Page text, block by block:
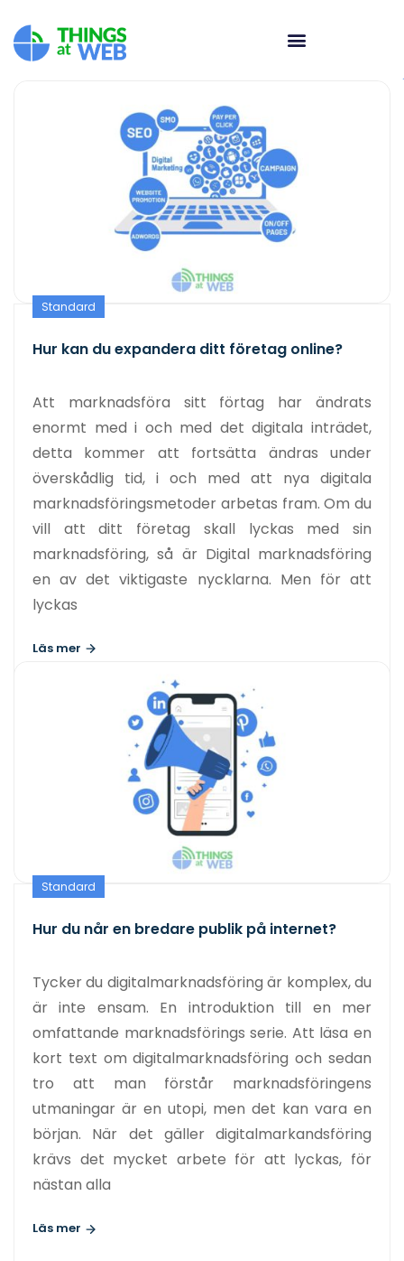
Standard
Hur kan du expandera ditt företag online?
Att marknadsföra sitt förtag har ändrats
enormt med i och med det digitala inträdet,
detta kommer att fortsätta ändras under
överskådlig tid, i och med att nya digitala
marknadsföringsmetoder arbetas fram. Om du
vill att ditt företag skall lyckas med sin
marknadsföring, så är Digital marknadsföring
en av det viktigaste nycklarna. Men för att
lyckas
Läs mer
Standard
Hur du når en bredare publik på internet?
Tycker du digitalmarknadsföring är komplex, du
är inte ensam. En introduktion till en mer
omfattande marknadsförings serie. Att läsa en
kort text om digitalmarknadsföring och sedan
tro att man förstår marknadsföringens
utmaningar är en utopi, men det kan vara en
början. När det gäller digitalmarkandsföring
krävs det mycket arbete för att lyckas, för
nästan alla
Läs mer